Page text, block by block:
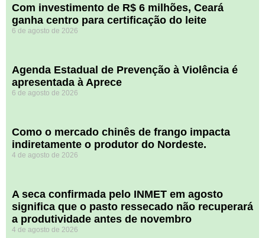
Com investimento de R$ 6 milhões, Ceará
ganha centro para certificação do leite
6 de agosto de 2026
Agenda Estadual de Prevenção à Violência é
apresentada à Aprece
6 de agosto de 2026
​Como o mercado chinês de frango impacta
indiretamente o produtor do Nordeste.
4 de agosto de 2026
A seca confirmada pelo INMET em agosto
significa que o pasto ressecado não recuperará
a produtividade antes de novembro
4 de agosto de 2026